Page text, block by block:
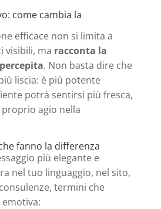
come cambia la
efficace non si limita a
visibili, ma racconta la
. Non basta dire che
liscia: è più potente
potrà sentirsi più fresca,
agio nella
fanno la differenza
più elegante e
nel tuo linguaggio, nel sito,
termini che